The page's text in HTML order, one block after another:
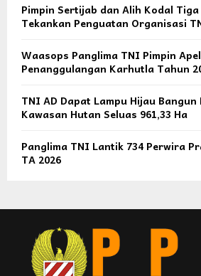
Pimpin Sertijab dan Alih Kodal
Tekankan Penguatan Organisasi
Waasops Panglima TNI Pimpin
Penanggulangan Karhutla Tahun
TNI AD Dapat Lampu Hijau
Kawasan Hutan Seluas 961,33 Ha
Panglima TNI Lantik 734 Perwira
TA 2026